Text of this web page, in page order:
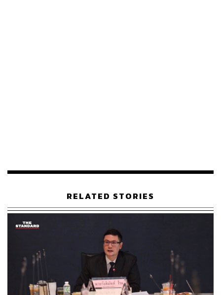
กฎหมายดังกล่าวคือ ร่าง พ.ร.บ. ความรับผิดเพื่อความชำรุด
21,111 คน เป็นผู้เสนอ
“พวกผมไม่อาจจะทราบได้ว่าร่างกฎหมายที่เหลือ เจตจำนง
ของประชาชนที่เข้าชื่อเสนอกฎหมายกันนั้น ยังมีเจตจำนง
เดิมในการจะเสนอกฎหมายหรือไม่ ไม่สามารถตัดสินใจแทน
ได้ จึงไม่ได้ยืนยัน” ภราดรกล่าว
RELATED STORIES